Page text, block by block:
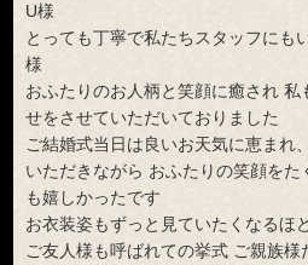
U様
とっても丁寧で私たちスタッフにも
様
おふたりのお人柄と笑顔に癒され
せをさせていただいておりました
ご結婚式当日は良いお天気に恵まれ
いただきながら おふたりの笑顔を
も嬉しかったです
お衣装姿もずっと見ていたくなるほ
ご友人様も呼ばれての挙式 ご親族